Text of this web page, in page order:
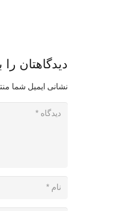
دیدگاهتان را
نشانی ایمیل شما